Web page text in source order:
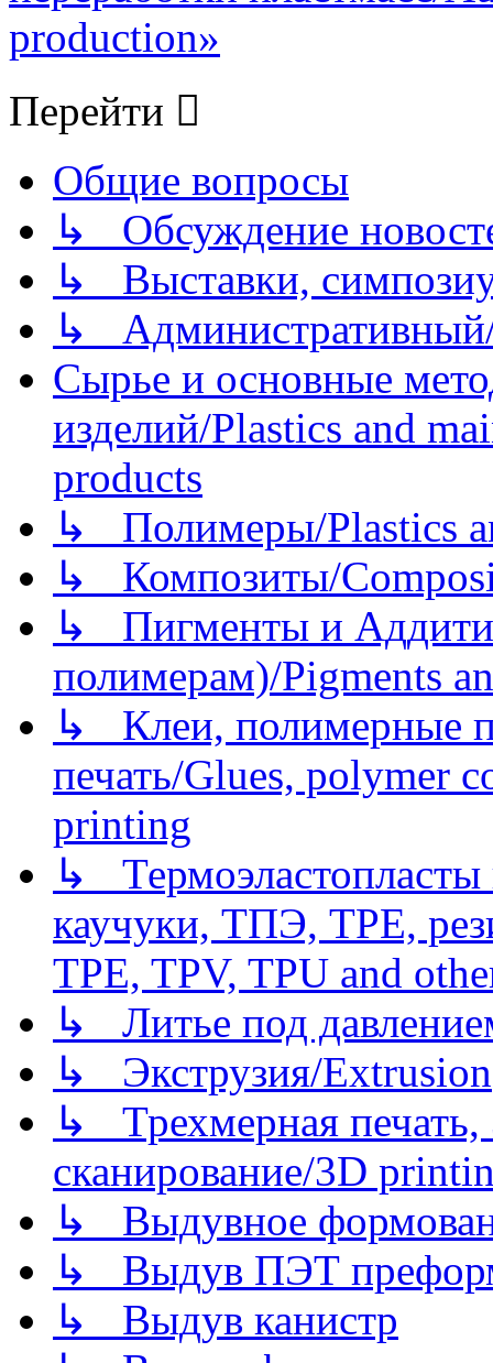
production»
Перейти
Общие вопросы
↳ Обсуждение
↳ Выставки,
↳
Сырье и основные
изделий/Plastics and
products
↳ Полимеры/Plastics
↳ Композиты/
↳ Пигменты и
полимерам)/Pigments
↳ Клеи, полимерные
печать/Glues, polymer
printing
↳
каучуки, ТПЭ, TPE,
TPE, TPV, TPU and
↳ Литье под
↳ Экструзия/Extrusion
↳ Трехмерная
сканирование/3D
↳ Выдувное
↳ Выдув ПЭТ
↳ Выдув канистр